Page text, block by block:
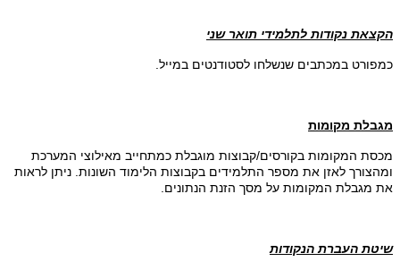
הקצאת נקודות לתלמידי תואר שני
כמפורט במכתבים שנשלחו לסטודנטים במייל.
מגבלת מקומות
מכסת המקומות בקורסים/קבוצות מוגבלת כמתחייב מאילוצי המערכת
ומהצורך לאזן את מספר התלמידים בקבוצות הלימוד השונות. ניתן לראות
את מגבלת המקומות על מסך הזנת הנתונים.
שיטת העברת הנקודות